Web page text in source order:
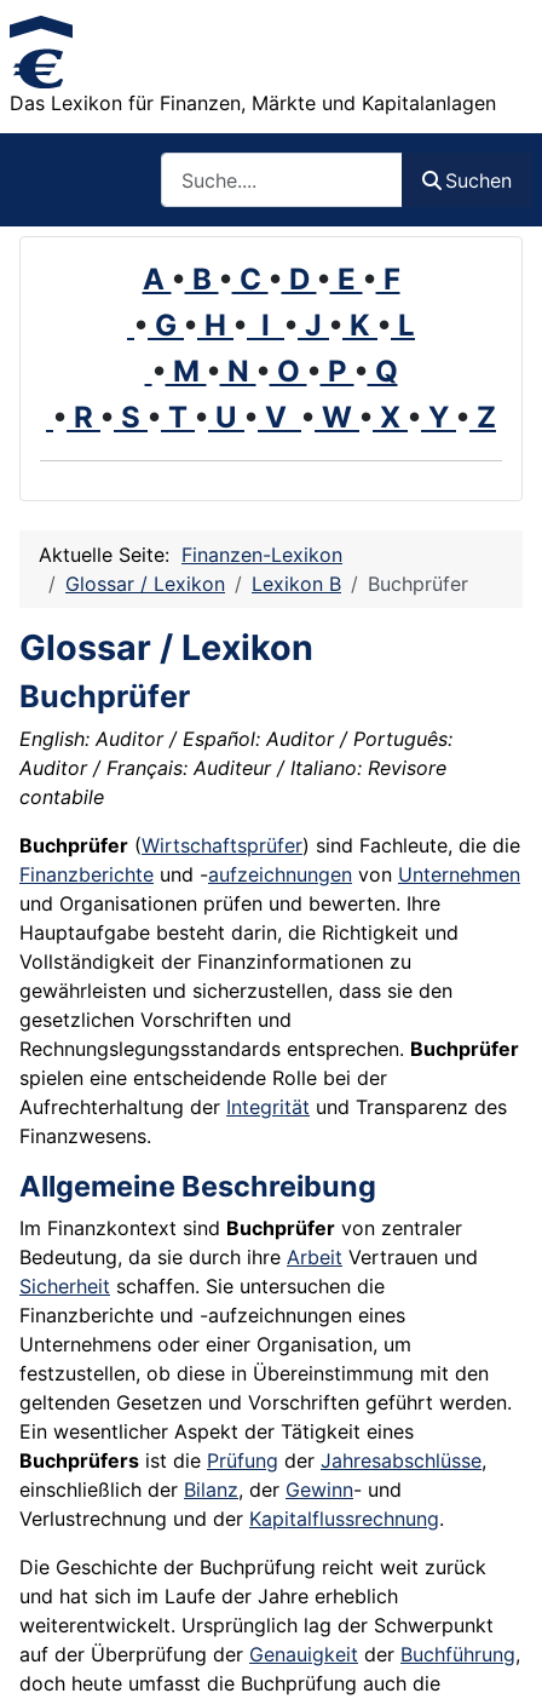
Das Lexikon für Finanzen, Märkte und Kapitalanlagen
Suchen
A • B • C • D • E • F
• G • H • I • J • K • L
• M • N • O • P • Q
• R • S • T • U • V • W • X • Y • Z
Aktuelle Seite: Finanzen-Lexikon
Glossar / Lexikon
Lexikon B Buchprüfer
Glossar / Lexikon
Buchprüfer
English: Auditor / Español: Auditor / Português:
Auditor / Français: Auditeur / Italiano: Revisore
contabile
Buchprüfer (Wirtschaftsprüfer) sind Fachleute, die die
Finanzberichte und -aufzeichnungen von Unternehmen
und Organisationen prüfen und bewerten. Ihre
Hauptaufgabe besteht darin, die Richtigkeit und
Vollständigkeit der Finanzinformationen zu
gewährleisten und sicherzustellen, dass sie den
gesetzlichen Vorschriften und
Rechnungslegungsstandards entsprechen. Buchprüfer
spielen eine entscheidende Rolle bei der
Aufrechterhaltung der Integrität und Transparenz des
Finanzwesens.
Allgemeine Beschreibung
Im Finanzkontext sind Buchprüfer von zentraler
Bedeutung, da sie durch ihre Arbeit Vertrauen und
Sicherheit schaffen. Sie untersuchen die
Finanzberichte und -aufzeichnungen eines
Unternehmens oder einer Organisation, um
festzustellen, ob diese in Übereinstimmung mit den
geltenden Gesetzen und Vorschriften geführt werden.
Ein wesentlicher Aspekt der Tätigkeit eines
Buchprüfers ist die Prüfung der Jahresabschlüsse,
einschließlich der Bilanz, der Gewinn- und
Verlustrechnung und der Kapitalflussrechnung.
Die Geschichte der Buchprüfung reicht weit zurück
und hat sich im Laufe der Jahre erheblich
weiterentwickelt. Ursprünglich lag der Schwerpunkt
auf der Überprüfung der Genauigkeit der Buchführung,
doch heute umfasst die Buchprüfung auch die